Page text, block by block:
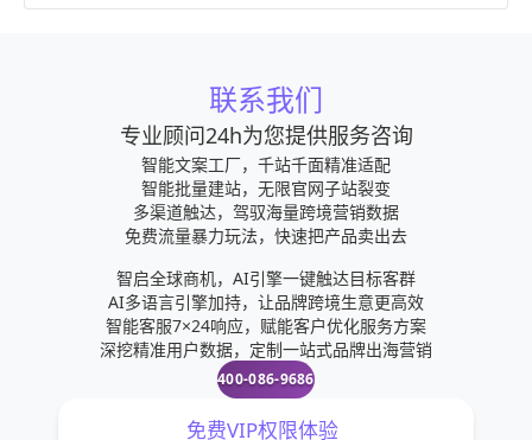
联系我们
专业顾问24h为您提供服务咨询
智能文案工厂，千站千面精准适配
智能批量建站，无限官网子站裂变
多渠道触达，驾驭海量跨境营销数据
免费流量暴力玩法，快速把产品卖出去
智启全球商机，AI引擎一键触达目标客群
AI多语言引擎加持，让品牌跨境生意更高效
智能客服7×24响应，赋能客户优化服务方案
深挖精准用户数据，定制一站式品牌出海营销
400-086-9686